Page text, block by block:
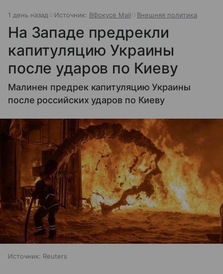
1 день назад Источник: ВФокусе Mail Внешняя политика
На Западе предрекли
капитуляцию Украины
после ударов по Киеву
Малинен предрек капитуляцию Украины
после российских ударов по Киеву
Источник: Reuters